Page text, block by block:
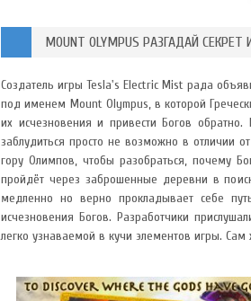
MOUNT OLYMPUS РАЗГАДАЙ
Создатель игры Tesla's Electric Mist рада
под именем Mount Olympus, в которой
их исчезновения и привести Богов
заблудиться просто не возможно в отличии
гору Олимпов, чтобы разобраться, почему
пройдёт через заброшенные деревни в
медленно но верно прокладывает себе
исчезновения Богов. Разработчики
легко узнаваемой в кучи элементов игры.